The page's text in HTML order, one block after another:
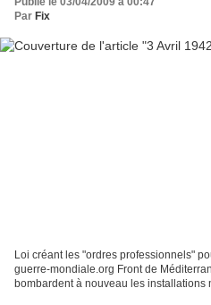
Par Fix
Loi créant les "ordres professionnels"
guerre-mondiale.org Front de
bombardent à nouveau les installations